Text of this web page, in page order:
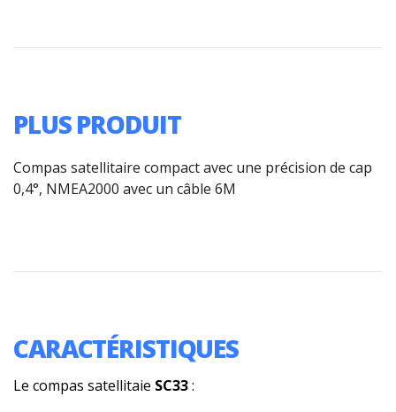
PLUS PRODUIT
Compas satellitaire compact avec une précision de cap
0,4°, NMEA2000 avec un câble 6M
CARACTÉRISTIQUES
Le compas satellitaie SC33: